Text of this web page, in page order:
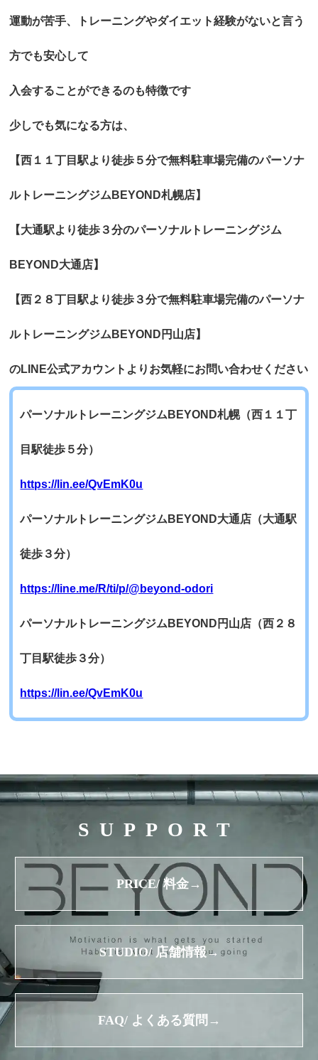
運動が苦手、トレーニングやダイエット経験がないと言う
方でも安心して
入会することができるのも特徴です
少しでも気になる方は、
【西１１丁目駅より徒歩５分で無料駐車場完備のパーソナ
ルトレーニングジムBEYOND札幌店】
【大通駅より徒歩３分のパーソナルトレーニングジム
BEYOND大通店】
【西２８丁目駅より徒歩３分で無料駐車場完備のパーソナ
ルトレーニングジムBEYOND円山店】
のLINE公式アカウントよりお気軽にお問い合わせください
パーソナルトレーニングジムBEYOND札幌（西１１丁
目駅徒歩５分）
https://lin.ee/QvEmK0u
パーソナルトレーニングジムBEYOND大通店（大通駅
徒歩３分）
https://line.me/R/ti/p/@beyond-odori
パーソナルトレーニングジムBEYOND円山店（西２８
丁目駅徒歩３分）
https://lin.ee/QvEmK0u
SUPPORT
PRICE/ 料金→
STUDIO/ 店舗情報→
FAQ/ よくある質問→